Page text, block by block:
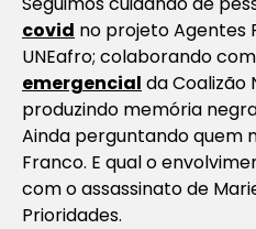
covid no projeto Agentes
UNEafro; colaborando
emergencial da Coalizão
produzindo memória
Ainda perguntando quem
Franco. E qual o
com o assassinato de
Prioridades.